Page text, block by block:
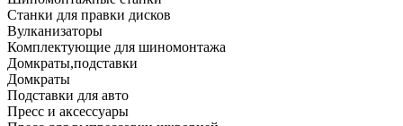
Станки для правки дисков
Вулканизаторы
Комплектующие для шиномонтажа
Домкраты,подставки
Домкраты
Подставки для авто
Пресс и аксессуары